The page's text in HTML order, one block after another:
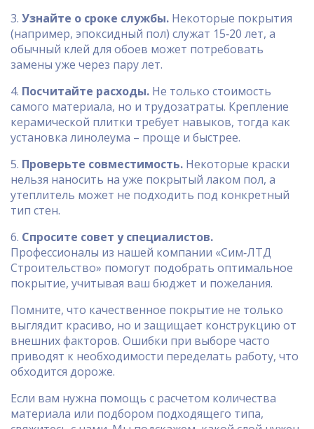
3. Узнайте о сроке службы. Некоторые покрытия
(например, эпоксидный пол) служат 15‑20 лет, а
обычный клей для обоев может потребовать
замены уже через пару лет.
4. Посчитайте расходы. Не только стоимость
самого материала, но и трудозатраты. Крепление
керамической плитки требует навыков, тогда как
установка линолеума – проще и быстрее.
5. Проверьте совместимость. Некоторые краски
нельзя наносить на уже покрытый лаком пол, а
утеплитель может не подходить под конкретный
тип стен.
6. Спросите совет у специалистов.
Профессионалы из нашей компании «Сим‑ЛТД
Строительство» помогут подобрать оптимальное
покрытие, учитывая ваш бюджет и пожелания.
Помните, что качественное покрытие не только
выглядит красиво, но и защищает конструкцию от
внешних факторов. Ошибки при выборе часто
приводят к необходимости переделать работу, что
обходится дороже.
Если вам нужна помощь с расчетом количества
материала или подбором подходящего типа,